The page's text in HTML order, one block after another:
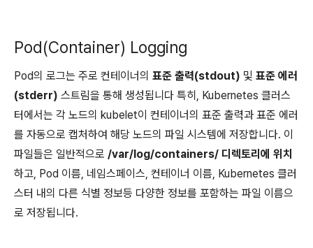
Pod(Container) Logging
Pod의 로그는 주로 컨테이너의 표준 출력(stdout) 및 표준 에러
(stderr) 스트림을 통해 생성됩니다 특히, Kubernetes 클러스
터에서는 각 노드의 kubelet이 컨테이너의 표준 출력과 표준 에러
를 자동으로 캡처하여 해당 노드의 파일 시스템에 저장합니다. 이
파일들은 일반적으로 /var/log/containers/ 디렉토리에 위치
하고, Pod 이름, 네임스페이스, 컨테이너 이름, Kubernetes 클러
스터 내의 다른 식별 정보등 다양한 정보를 포함하는 파일 이름으
로 저장됩니다.